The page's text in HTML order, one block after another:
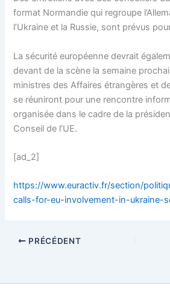
format Normandie qui regroupe
l’Ukraine et la Russie, sont prévus
La sécurité européenne devrait
devant de la scène la semaine
ministres des Affaires étrangères et
se réuniront pour une rencontre
organisée dans le cadre de la
Conseil de l’UE.
[ad_2]
https://www.euractiv.fr/section/
calls-for-eu-involvement-in-ukraine-
PRÉCÉDENT